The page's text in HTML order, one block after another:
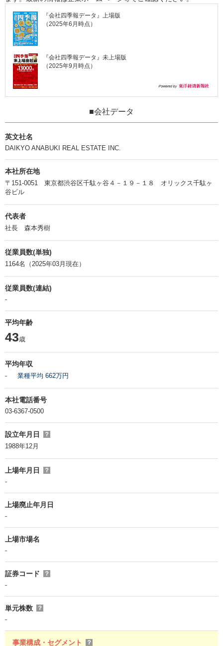
『会社四季報データ』上場版
（2025年6月時点）
『会社四季報データ』未上場版
（2025年9月時点）
■会社データ
英文社名
DAIKYO ANABUKI REAL ESTATE INC.
本社所在地
〒151-0051 東京都渋谷区千駄ヶ谷４－１９－１８ オリックス千駄ヶ
谷ビル
代表者
社長 森本秀樹
従業員数(単独)
1164名（2025年03月現在）
従業員数(連結)
-
平均年齢
43歳
平均年収
- 業種平均 662万円
本社電話番号
03-6367-0500
設立年月日 ？
1988年12月
上場年月日 ？
-
上場廃止年月日
-
上場市場名
-
証券コード ？
-
単元株数 ？
-
事業構成・セグメント ？